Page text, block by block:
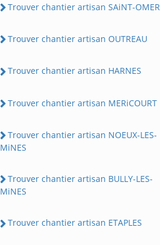
Trouver chantier artisan SAiNT-OMER
Trouver chantier artisan OUTREAU
Trouver chantier artisan HARNES
Trouver chantier artisan MERiCOURT
Trouver chantier artisan NOEUX-LES-
MiNES
Trouver chantier artisan BULLY-LES-
MiNES
Trouver chantier artisan ETAPLES